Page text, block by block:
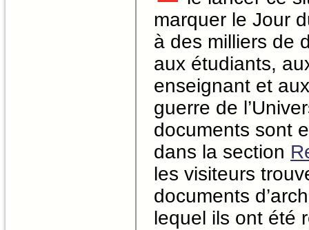
marquer le Jour
à des milliers de
aux étudiants,
enseignant et
guerre de
documents sont
dans la section
les visiteurs
documents
lequel ils ont été